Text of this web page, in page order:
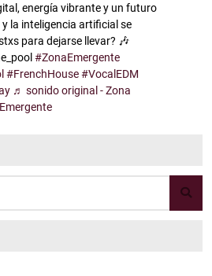
energía vibrante y un futuro
la inteligencia artificial se
para dejarse llevar? 🎶
#ZonaEmergente
#FrenchHouse #VocalEDM
♬ sonido original - Zona
Emergente